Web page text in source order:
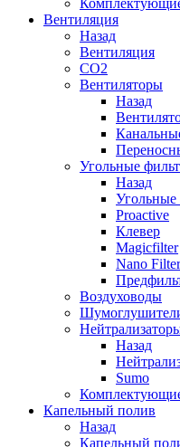
Вентиляция
Назад
Вентиляция
СО2
Вентиляторы
Назад
Угольные
Назад
Proactive
Клевер
Magicfilter
Nano Filter
Воздуховоды
Назад
Sumo
Капельный полив
Назад
Капельный